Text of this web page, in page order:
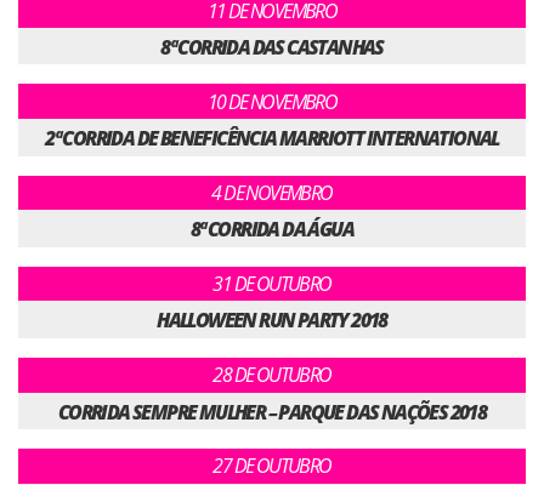
11 DE NOVEMBRO
8ª CORRIDA DAS CASTANHAS
10 DE NOVEMBRO
2ª CORRIDA DE BENEFICÊNCIA MARRIOTT INTERNATIONAL
4 DE NOVEMBRO
8ª CORRIDA DA ÁGUA
31 DE OUTUBRO
HALLOWEEN RUN PARTY 2018
28 DE OUTUBRO
CORRIDA SEMPRE MULHER – PARQUE DAS NAÇÕES 2018
27 DE OUTUBRO